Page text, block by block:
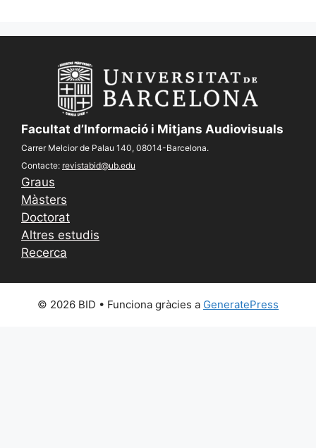
Facultat d’Informació i Mitjans Audiovisuals
Carrer Melcior de Palau 140, 08014-Barcelona.
Contacte: revistabid@ub.edu
Graus
Màsters
Doctorat
Altres estudis
Recerca
© 2026 BID • Funciona gràcies a GeneratePress